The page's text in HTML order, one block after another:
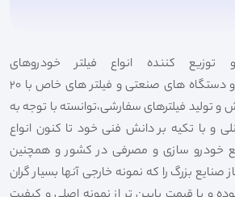
کننده انواع فیلتر خودروهای
سواری،سنگین،راهسازی و دستگاه های صنعتی و فیلتر های خاص با 20
تولید فیلترهای سفارشی،توانسته با توجه به
و با تکیه بر دانش فنی خود تا کنون انواع
خودرو سازی و مصرفی در کشور و همچنین
صنایع بزرگ را که نمونه خارجی آنها بسیار گران